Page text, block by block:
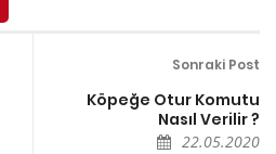
Sonraki Post
Köpeğe Otur Komutu
Nasıl Verilir ?
22.05.2020